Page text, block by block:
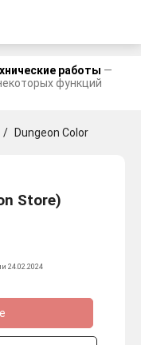
работы —
функций
/ Dungeon Color
Store)
24.02.2024